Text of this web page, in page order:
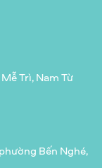
Trì, Nam Từ
Bến Nghé,